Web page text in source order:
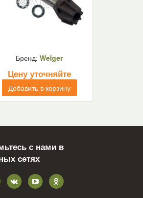
Бренд: Welger
Цену уточняйте
Добавить в корзину
с нами в
сетях